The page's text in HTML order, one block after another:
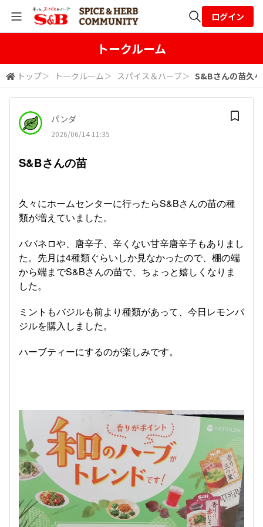
検索
ログイン
トークルーム
トップ＞ トークルーム＞ スパイス＆ハーブ＞ S&Bさんの苗久
パンダ
2026/06/14 11:35
S&Bさんの苗
久々にホームセンターに行ったらS&Bさんの苗の種
類が増えていました。
ババネロや、唐辛子、辛くない甘辛唐辛子もありまし
た。先月は4種類ぐらいしか見なかったので、棚の端
から端までS&Bさんの苗で、ちょっと嬉しくなりま
した。
ミントもバジルも前より種類があって、今日レモンバ
ジルを購入しました。
ハーブティーにするのが楽しみです。